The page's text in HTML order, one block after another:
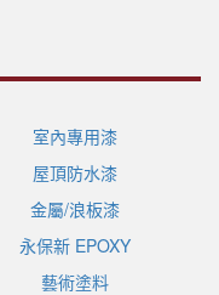
室內專用漆
屋頂防水漆
金屬/浪板漆
永保新 EPOXY
藝術塗料